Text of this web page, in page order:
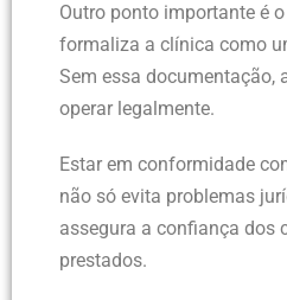
Outro ponto importante é o
formaliza a clínica como
Sem essa documentação,
operar legalmente.
Estar em conformidade
não só evita problemas
assegura a confiança dos
prestados.